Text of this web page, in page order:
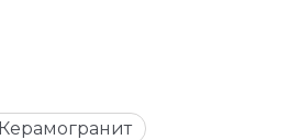
Керамогранит